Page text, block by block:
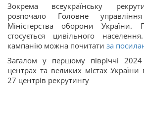
Зокрема всеукраїнську
розпочало Головне
Міністерства оборони
стосується цивільного
кампанію можна почитати за
Загалом у першому півріччі
центрах та великих містах
27 центрів рекрутингу